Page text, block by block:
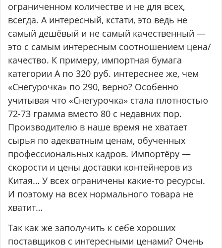
ограниченном количестве и не для всех,
всегда. А интересный, кстати, это ведь не
самый дешёвый и не самый качественный —
это с самым интересным соотношением цена/
качество. К примеру, импортная бумага
категории А по 320 руб. интереснее же, чем
«Снегурочка» по 290, верно? Особенно
учитывая что «Снегурочка» стала плотностью
72-73 грамма вместо 80 с недавних пор.
Производителю в наше время не хватает
сырья по адекватным ценам, обученных
профессиональных кадров. Импортёру —
скорости и цены доставки контейнеров из
Китая… У всех ограничены какие-то ресурсы.
И поэтому на всех нормального товара не
хватит…
Так как же заполучить к себе хороших
поставщиков с интересными ценами? Очень